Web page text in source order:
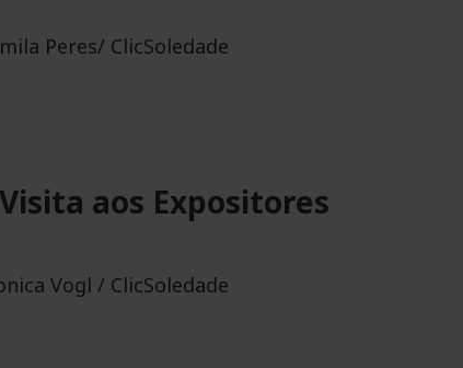
Peres/ ClicSoledade
aos Expositores
Vogl / ClicSoledade